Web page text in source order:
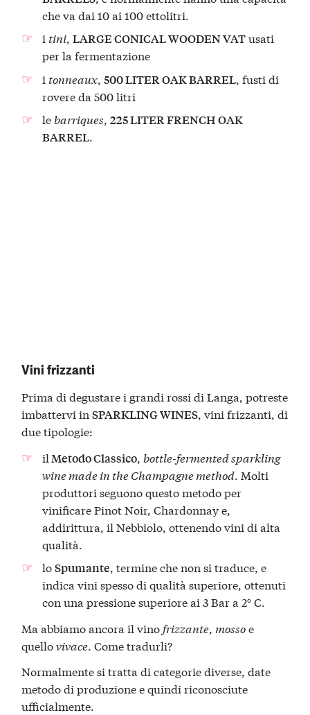
che va dai 10 ai 100 ettolitri.
i tini, LARGE CONICAL WOODEN VATusati
per la fermentazione
i tonneaux, 500 LITER OAK BARREL, fusti di
rovere da 500 litri
lebarriques, 225 LITER FRENCH OAK
BARREL.
Vini frizzanti
Prima di degustare i grandi rossi di Langa, potreste
imbattervi inSPARKLING WINES, vini frizzanti, di
due tipologie:
ilMetodo Classico, bottle-fermented sparkling
wine made in the Champagne method. Molti
produttori seguono questo metodo per
vinificare Pinot Noir, Chardonnay e,
addirittura, il Nebbiolo, ottenendo vini di alta
qualità.
loSpumante, termine che non si traduce, e
indica vini spesso di qualità superiore, ottenuti
con una pressione superiore ai 3 Bar a 2° C.
Ma abbiamo ancora il vino frizzante, mossoe
quellovivace. Come tradurli?
Normalmente si tratta di categorie diverse, date
metodo di produzione e quindi riconosciute
ufficialmente.